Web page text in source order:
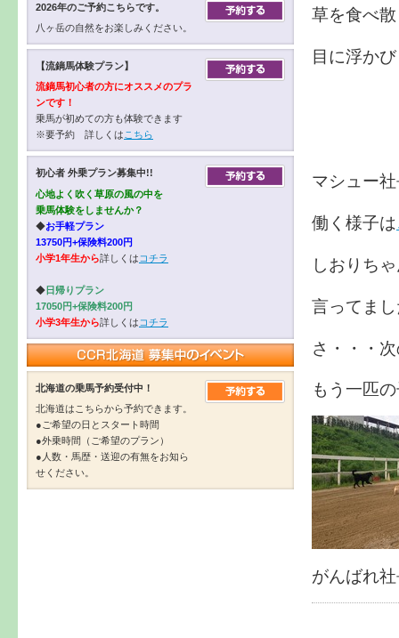
草を食べ
目に浮か
マシュー
働く様子は
しおりち
言ってま
さ・・・
もう一匹
がんばれ
2026年のご予約こちらです。
八ヶ岳の自然をお楽しみください。
【流鏑馬体験プラン】
流鏑馬初心者の方にオススメのプラ
ンです！
乗馬が初めての方も体験できます
※要予約 詳しくは こちら
初心者 外乗プラン募集中!!
心地よく吹く草原の風の中を
乗馬体験をしませんか？
◆お手軽プラン
13750円+保険料200円
小学1年生から詳しくは コチラ
◆日帰りプラン
17050円+保険料200円
小学3年生から詳しくは コチラ
北海道の乗馬予約受付中！
北海道はこちらから予約できます。
●ご希望の日とスタート時間
●外乗時間（ご希望のプラン）
●人数・馬歴・送迎の有無をお知ら
せください。